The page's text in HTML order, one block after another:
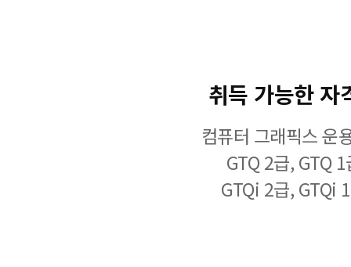
취득 가능한 자
컴퓨터 그래픽스 운
GTQ 2급, GTQ 1
GTQi 2급, GTQi